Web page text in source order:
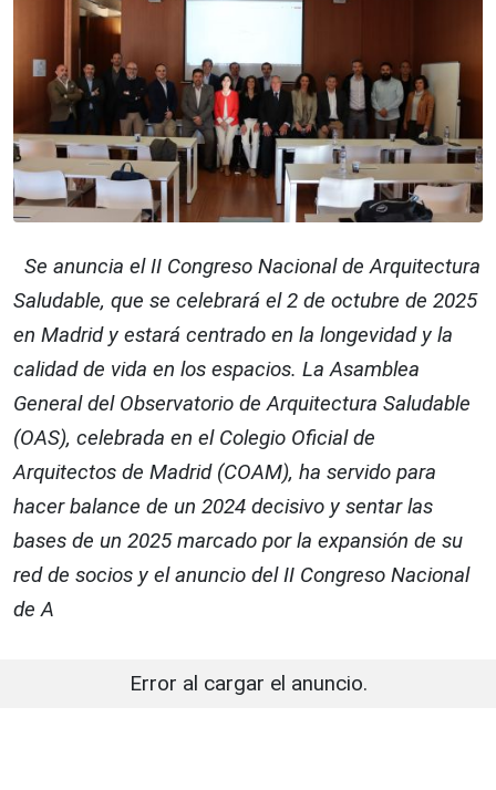
Se anuncia el II Congreso Nacional de Arquitectura
Saludable, que se celebrará el 2 de octubre de 2025
en Madrid y estará centrado en la longevidad y la
calidad de vida en los espacios. La Asamblea
General del Observatorio de Arquitectura Saludable
(OAS), celebrada en el Colegio Oficial de
Arquitectos de Madrid (COAM), ha servido para
hacer balance de un 2024 decisivo y sentar las
bases de un 2025 marcado por la expansión de su
red de socios y el anuncio del II Congreso Nacional
de A
Error al cargar el anuncio.